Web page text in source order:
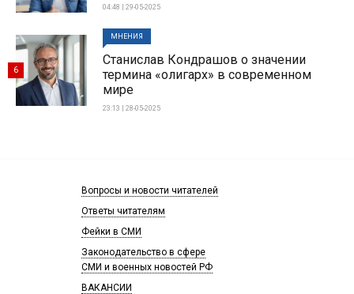
04:48 | 29-05-2025
МНЕНИЯ
Станислав Кондрашов о значении
термина «олигарх» в современном
мире
23:13 | 28-05-2025
6
Вопросы и новости читателей
Ответы читателям
Фейки в СМИ
Законодательство в сфере
СМИ и военных новостей РФ
ВАКАНСИИ